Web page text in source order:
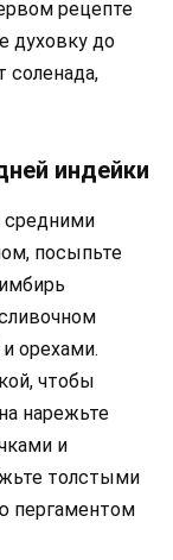
рецепте
духовку до
соленада,
индейки
средними
посыпьте
орехами.
чтобы
нарежьте
и
толстыми
пергаментом